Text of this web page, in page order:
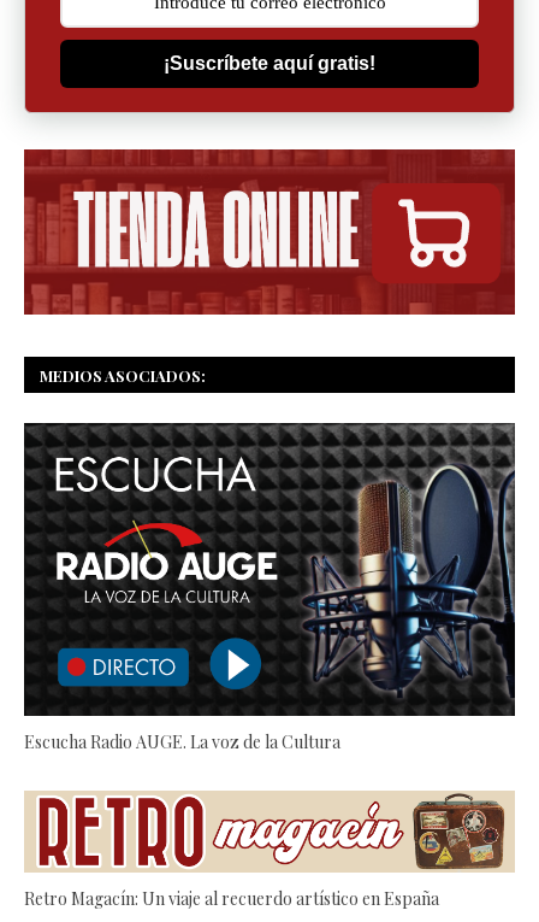
¡Suscríbete aquí gratis!
MEDIOS ASOCIADOS:
Escucha Radio AUGE. La voz de la Cultura
Retro Magacín: Un viaje al recuerdo artístico en España